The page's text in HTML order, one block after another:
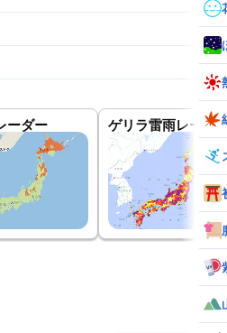
ーダー ゲリラ雷雨レーダ